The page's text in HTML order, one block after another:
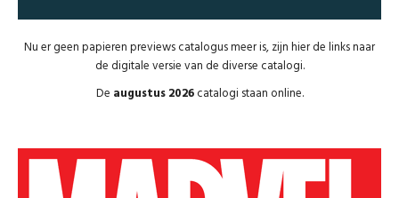
Nu er geen papieren previews catalogus meer is, zijn hier de links naar
de digitale versie van de diverse catalogi.
De augustus 2026catalogi staan online.